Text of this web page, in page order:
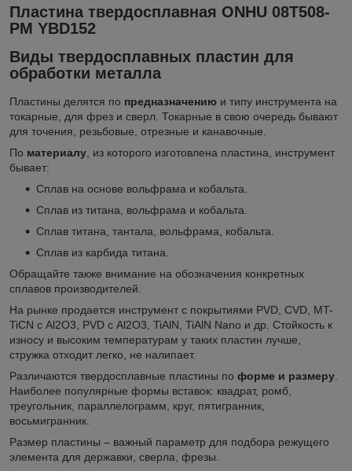
Пластина твердосплавная ONHU 08T508-
PM YBD152
Виды твердосплавных пластин для
обработки металла
Пластины делятся по предназначению и типу инструмента на
токарные, для фрез и сверл. Токарные в свою очередь бывают
для точения, резьбовые, отрезные и канавочные.
По материалу , из которого изготовлена пластина, инструмент
бывает:
Сплав на основе вольфрама и кобальта.
Сплав из титана, вольфрама и кобальта.
Сплав титана, тантала, вольфрама, кобальта.
Сплав из карбида титана.
Обращайте также внимание на обозначения конкретных
сплавов производителей.
На рынке продается инструмент с покрытиями PVD, CVD, MT-
TiCN с Al2O3 , PVD с Al2O3 , TiAlN, TiAlN Nano и др. Стойкость к
износу и высоким температурам у таких пластин лучше,
стружка отходит легко, не налипает.
Различаются твердосплавные пластины по форме и размеру
Наиболее популярные формы вставок: квадрат, ромб,
треугольник, параллелограмм, круг, пятигранник,
восьмигранник.
Размер пластины – важный параметр для подбора режущего
элемента для державки, сверла, фрезы.